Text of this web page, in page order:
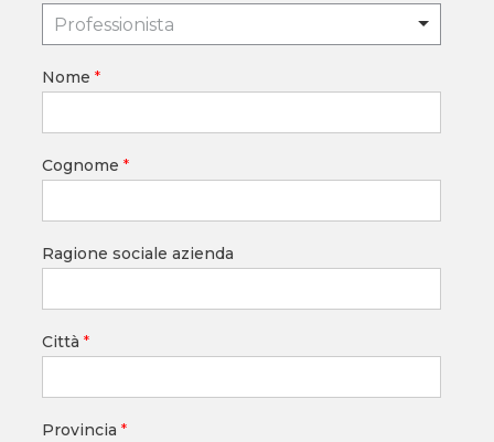
Professionista
Nome *
Cognome *
Ragione sociale azienda
Città *
Provincia *